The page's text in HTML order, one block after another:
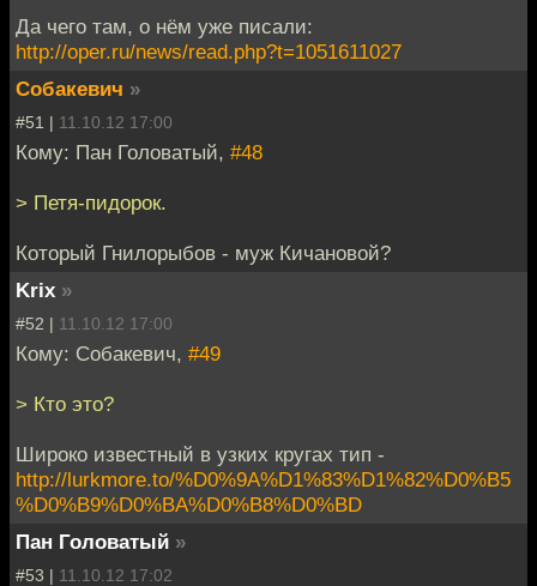
Да чего там, о нём уже писали:
http://oper.ru/news/read.php?t=1051611027
Собакевич »
#51 | 11.10.12 17:00
Кому: Пан Головатый, #48
> Петя-пидорок.
Который Гнилорыбов - муж Кичановой?
Krix »
#52 | 11.10.12 17:00
Кому: Собакевич, #49
> Кто это?
Широко известный в узких кругах тип -
http://lurkmore.to/%D0%9A%D1%83%D1%82%D0%B5
%D0%B9%D0%BA%D0%B8%D0%BD
Пан Головатый »
#53 | 11.10.12 17:02